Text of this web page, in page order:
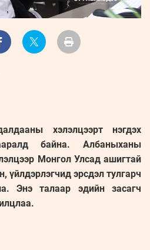
хэлэлцээрт нэгдэх
байна. Албаныханы
Монгол Улсад ашигтай
үйлдэрлэгчид эрсдэл тулгарч
Энэ талаар эдийн засагч